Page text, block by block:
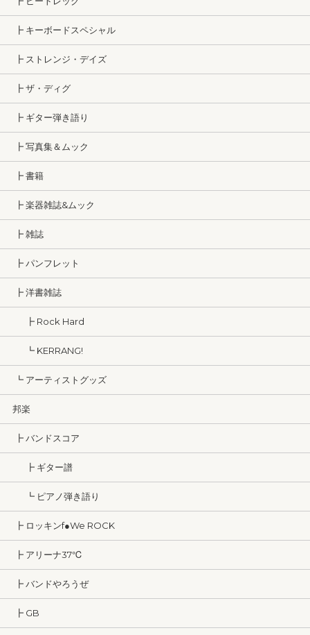
┣ キーボードスペシャル
┣ ストレンジ・デイズ
┣ ザ・ディグ
┣ ギター弾き語り
┣ 写真集＆ムック
┣ 書籍
┣ 楽器雑誌&ムック
┣ 雑誌
┣ パンフレット
┣ 洋書雑誌
┣ Rock Hard
┗ KERRANG!
┗ アーティストグッズ
邦楽
┣ バンドスコア
┣ ギター譜
┗ ピアノ弾き語り
┣ ロッキンf●We ROCK
┣ アリーナ37℃
┣ バンドやろうぜ
┣ GB